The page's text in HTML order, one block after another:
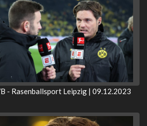
- Rasenballsport Leipzig | 09.12.2023